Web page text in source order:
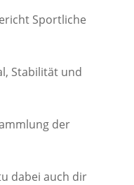
Sportliche
Stabilität und
der
dabei auch dir